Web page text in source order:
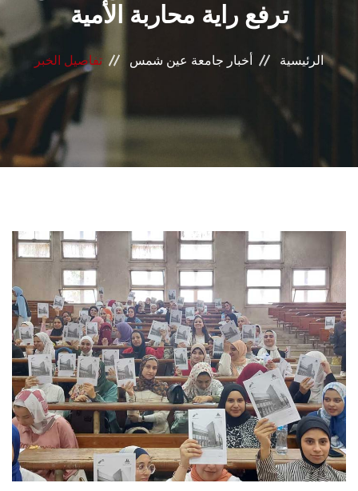
البحث العلمي
الرعاية الصحية
المراكز والوحدات
الأنظمة الذكية
تواصل معنا
الطلاب
هيئة التدريس
الدراسات العليا
الخريجين
الموظفون
ترفع راية محاربة الأمية
الرئيسية أخبار جامعة عين شمس تفاصيل الخبر